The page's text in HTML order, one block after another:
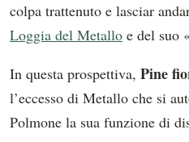
colpa trattenuto e lasciar
Loggia del Metallo e del suo
In questa prospettiva, Pine
l’eccesso di Metallo che si
Polmone la sua funzione di